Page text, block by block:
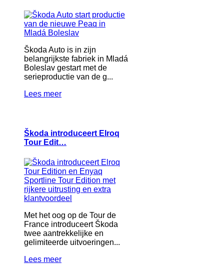
Škoda Auto is in zijn
belangrijkste fabriek in Mladá
Boleslav gestart met de
serieproductie van de g...
Lees meer
Škoda introduceert Elroq
Tour Edit…
Met het oog op de Tour de
France introduceert Škoda
twee aantrekkelijke en
gelimiteerde uitvoeringen...
Lees meer